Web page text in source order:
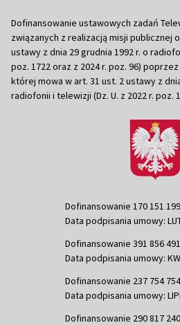
Dofinansowanie ustawowych zadań
związanych z realizacją misji publicznej
ustawy z dnia 29 grudnia 1992 r. o
poz. 1722 oraz z 2024 r. poz. 96)
której mowa w art. 31 ust. 2 ustawy z
radiofonii i telewizji (Dz. U. z 2022 r. poz.
Dofinansowanie 170 151
Data podpisania umowy:
Dofinansowanie 391 856
Data podpisania umowy:
Dofinansowanie 237 754
Data podpisania umowy:
Dofinansowanie 290 817